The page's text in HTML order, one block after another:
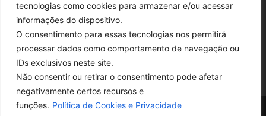
tecnologias como cookies para armazenar e/ou acessar
informações do dispositivo.
O consentimento para essas tecnologias nos permitirá
processar dados como comportamento de navegação ou
IDs exclusivos neste site.
Não consentir ou retirar o consentimento pode afetar
negativamente certos recursos e
funções. Política de Cookies e Privacidade
SIGA-NOS
© 1997-2022, GRUPO ROBERTO MONTORO É proibida a reprodução do